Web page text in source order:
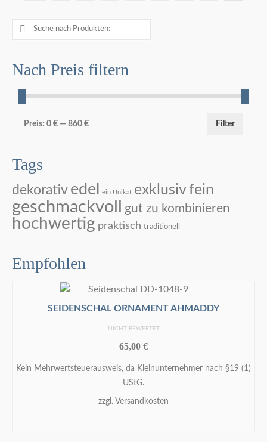
Suche
nach:
Nach Preis filtern
Min.
Max. Filter
Preis: 0 € — 860 €
Tags
dekorativ edel ein Unikat exklusivfein
geschmackvoll gut zu kombinieren
hochwertig praktisch traditionell
Empfohlen
SEIDENSCHAL ORNAMENT AHMADDY
NICHT BEWERTET
65,00 €
Kein Mehrwertsteuerausweis, da Kleinunternehmer nach §19 (1)
UStG.
zzgl. Versandkosten